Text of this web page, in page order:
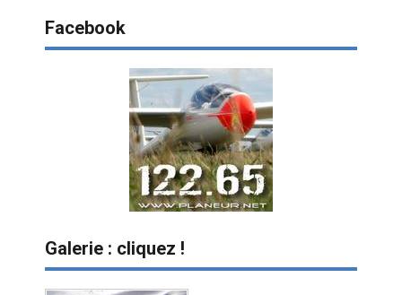
Facebook
Galerie : cliquez !